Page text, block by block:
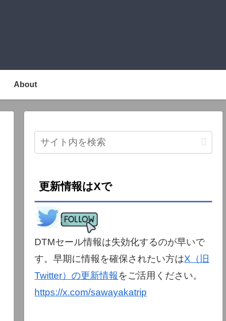
About
更新情報はXで
DTMセール情報は失効化するのが早いで
す。早期に情報を確保されたい方はX（旧
Twitter）の更新情報をご活用ください。
https://x.com/sawayakatrip